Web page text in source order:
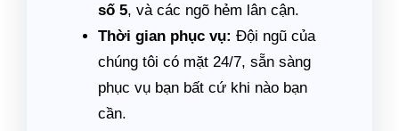
số 5, và các ngõ hẻm lân cận.
Thời gian phục vụ: Đội ngũ của
chúng tôi có mặt 24/7, sẵn sàng
phục vụ bạn bất cứ khi nào bạn
cần.